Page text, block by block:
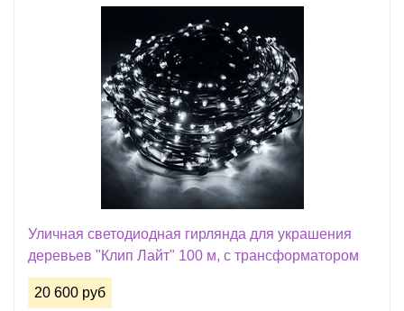
Уличная светодиодная гирлянда для украшения
деревьев "Клип Лайт" 100 м, с трансформатором
20 600 руб